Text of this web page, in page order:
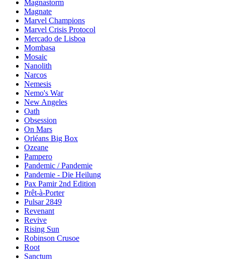
Magnastorm
Magnate
Marvel Champions
Marvel Crisis Protocol
Mercado de Lisboa
Mombasa
Mosaic
Nanolith
Narcos
Nemesis
Nemo's War
New Angeles
Oath
Obsession
On Mars
Orléans Big Box
Ozeane
Pampero
Pandemic / Pandemie
Pandemie - Die Heilung
Pax Pamir 2nd Edition
Prêt-à-Porter
Pulsar 2849
Revenant
Revive
Rising Sun
Robinson Crusoe
Root
Sanctum